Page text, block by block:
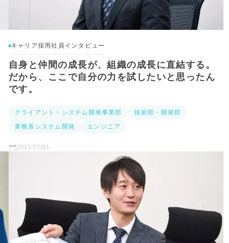
キャリア採用社員インタビュー
自身と仲間の成長が、組織の成長に直結する。
だから、ここで自分の力を試したいと思ったん
です。
クライアント・システム開発事業部
技術部・開発部
業務系システム開発
エンジニア
2015/12/03